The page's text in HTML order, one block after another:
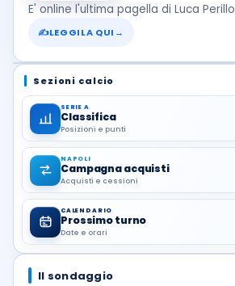
E' online l'ultima pagella di Luca Perillo
✍LEGGILA QUI →
Sezioni calcio
SERIE A
Classifica
Posizioni e punti
NAPOLI
Campagna acquisti
Acquisti e cessioni
CALENDARIO
Prossimo turno
Date e orari
Il sondaggio